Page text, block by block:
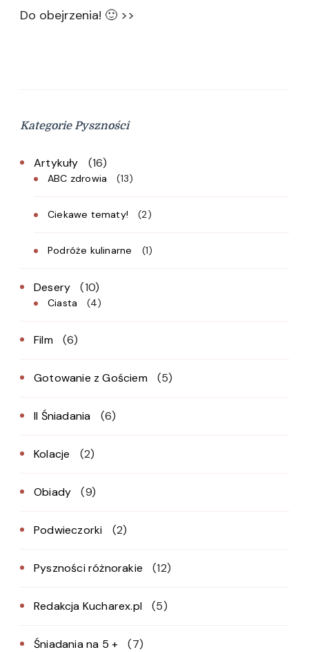
Do obejrzenia! 🙂 >>
Kategorie Pyszności
Artykuły (16)
ABC zdrowia (13)
Ciekawe tematy! (2)
Podróże kulinarne (1)
Desery (10)
Ciasta (4)
Film (6)
Gotowanie z Gościem (5)
II Śniadania (6)
Kolacje (2)
Obiady (9)
Podwieczorki (2)
Pyszności różnorakie (12)
Redakcja Kucharex.pl (5)
Śniadania na 5 + (7)